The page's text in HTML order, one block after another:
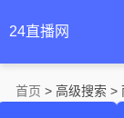
24直播网
首页 > 高级搜索 >